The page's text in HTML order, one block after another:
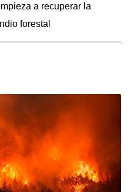
a recuperar la
forestal